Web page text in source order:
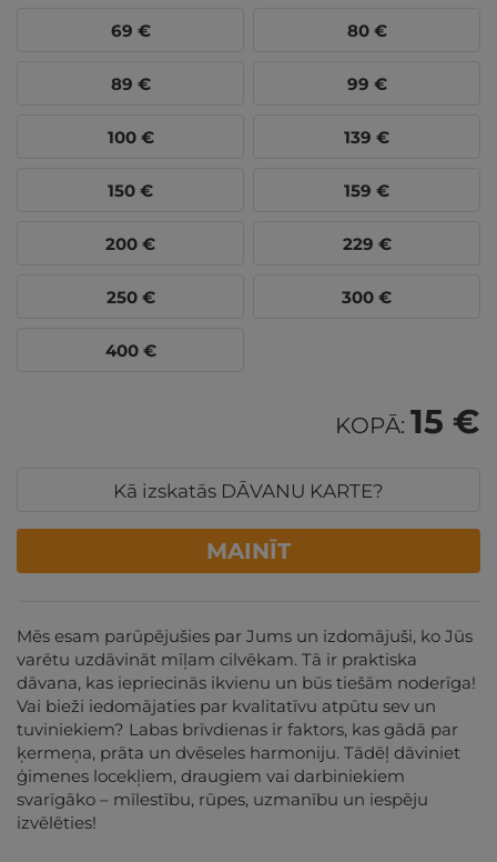
69 € 80 €
89 € 99 €
100 € 139 €
150 € 159 €
200 € 229 €
250 € 300 €
400 €
KOPĀ: 15 €
Kā izskatās DĀVANU KARTE?
MAINĪT
Mēs esam parūpējušies par Jums un izdomājuši, ko Jūs
varētu uzdāvināt mīļam cilvēkam. Tā ir praktiska
dāvana, kas iepriecinās ikvienu un būs tiešām noderīga!
Vai bieži iedomājaties par kvalitatīvu atpūtu sev un
tuviniekiem? Labas brīvdienas ir faktors, kas gādā par
ķermeņa, prāta un dvēseles harmoniju. Tādēļ dāviniet
ģimenes locekļiem, draugiem vai darbiniekiem
svarīgāko – mīlestību, rūpes, uzmanību un iespēju
izvēlēties!